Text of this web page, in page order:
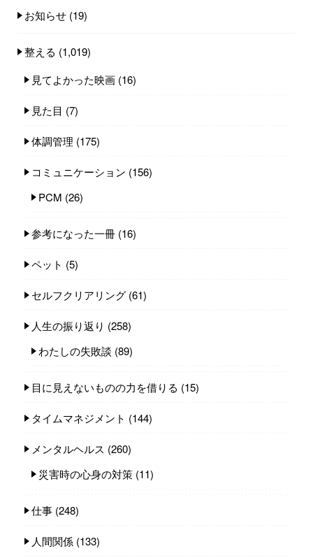
お知らせ (19)
整える (1,019)
見てよかった映画 (16)
見た目 (7)
体調管理 (175)
コミュニケーション (156)
PCM (26)
参考になった一冊 (16)
ペット (5)
セルフクリアリング (61)
人生の振り返り (258)
わたしの失敗談 (89)
目に見えないものの力を借りる (15)
タイムマネジメント (144)
メンタルヘルス (260)
災害時の心身の対策 (11)
仕事 (248)
人間関係 (133)